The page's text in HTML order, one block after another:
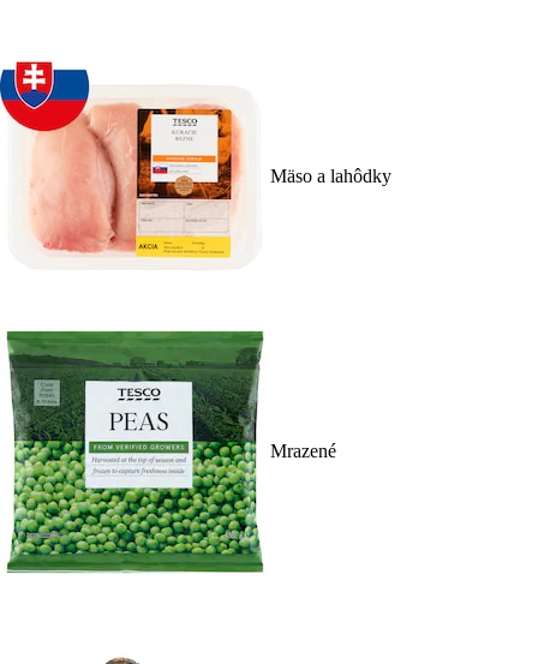
Mäso a lahôdky
Mrazené